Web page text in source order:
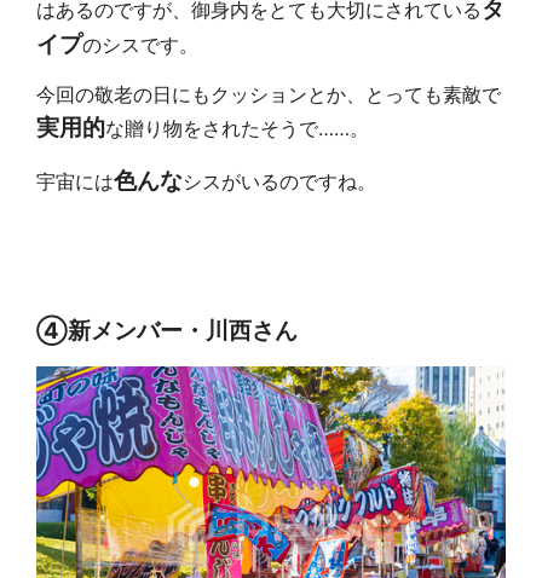
はあるのですが、御身内をとても大切にされている タ
イプのシスです。
今回の敬老の日にもクッションとか、とっても素敵で
実用的な贈り物をされたそうで……。
宇宙には色んなシスがいるのですね。
④新メンバー・川西さん